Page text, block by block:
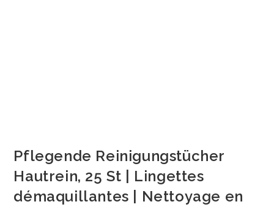
Pflegende Reinigungstücher
Hautrein, 25 St | Lingettes
démaquillantes | Nettoyage en